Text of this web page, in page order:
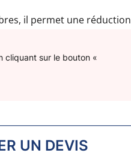
il permet une réduction
une installation simple
cliquant sur le bouton «
UN DEVIS